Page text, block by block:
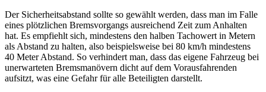
Der Sicherheitsabstand sollte so gewählt werden, dass man im Falle
eines plötzlichen Bremsvorgangs ausreichend Zeit zum Anhalten
hat. Es empfiehlt sich, mindestens den halben Tachowert in Metern
als Abstand zu halten, also beispielsweise bei 80 km/h mindestens
40 Meter Abstand. So verhindert man, dass das eigene Fahrzeug bei
unerwarteten Bremsmanövern dicht auf dem Vorausfahrenden
aufsitzt, was eine Gefahr für alle Beteiligten darstellt.